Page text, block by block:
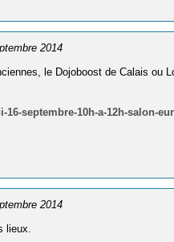
2014
le Dojoboost de Calais ou
septembre-10h-a-12h-salon-
2014
lieux.